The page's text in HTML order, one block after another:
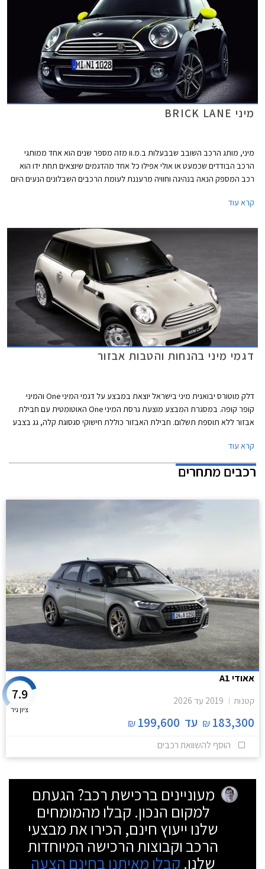
מיני BRICK LANE
מיני, מותג הרכב השובב שבבעלות ב.מ.וו מזה מספר שנים הוא אחד ממותגי
הרכב הבודדים שכמעט או אולי אפילו כל אחד מהדגמים שיוצאים תחת ידו הוא
רכב המספק הנאה בנהיגה וחוויה מרעננת לעומת הרכבים השבלונים הנעים היום
הארץ, זה המקום לספר כי בחמישה החודשים הראשונים של השנה העלתה מיני
אשתקד.
קרא עוד
דגמי מיני בהנחות והטבות אבזור
דלק מוטורס יבואנית מיני בישראל יוצאת במבצע על דגמי המיני One והמיני
קופר קופה. במסגרת המבצע מוצעת גרסת המיני One האוטומטית עם חבילת
אבזור ללא תוספת תשלום. חבילת האבזור כוללת חישוקי סגסוגת קלה, גג בצבע
הידנית.
קרא עוד
רכבים מתחרים
אאודי A1
קטנות 2019 עד 2026
183,300
₪ עד 199,600
₪
7.9
ציון גיר
הוסף להשוואת רכבים
מעוניינים ברכישת רכב? הגעתם
למקום הנכון. קבלו מהמומחים
שלנו ייעוץ חינם, הכירו את מבצעי
הרכב וקבוצות הרכישה המיוחדות
שלנו. קבלו מאיתנו בחינם הצעה